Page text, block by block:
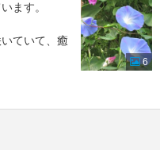
ます。
ていて、癒
6